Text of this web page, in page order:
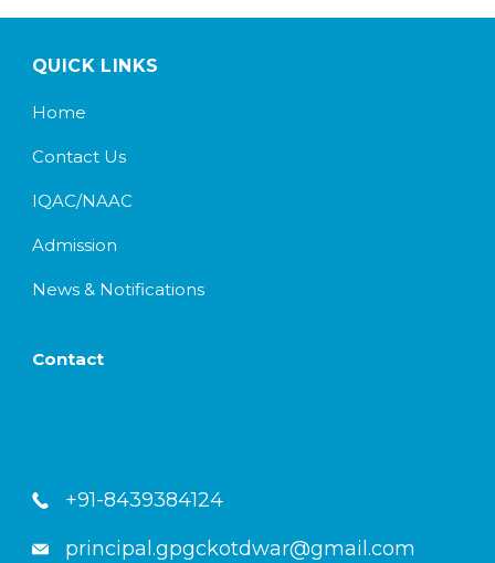
QUICK LINKS
Home
Contact Us
IQAC/NAAC
Admission
News & Notifications
Contact
+91-8439384124
principal.gpgckotdwar@gmail.com